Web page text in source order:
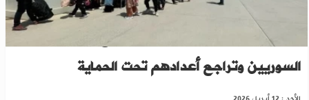
تجاوزوا 650 ألفًا.. تركيا تعلن تسارع عودة
السوريين وتراجع أعدادهم تحت الحماية